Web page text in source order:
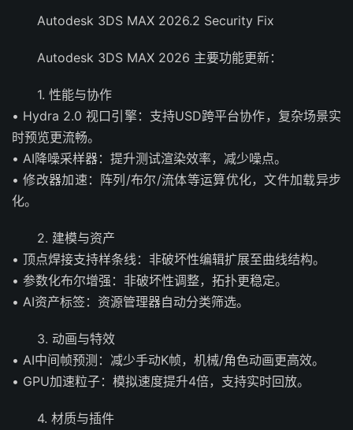
Autodesk 3DS MAX 2026.2 Security Fix
Autodesk 3DS MAX 2026 主要功能更新：
1. 性能与协作
• Hydra 2.0 视口引擎：支持USD跨平台协作，复杂场景实
时预览更流畅。
• AI降噪采样器：提升测试渲染效率，减少噪点。
• 修改器加速：阵列/布尔/流体等运算优化，文件加载异步
化。
2. 建模与资产
• 顶点焊接支持样条线：非破坏性编辑扩展至曲线结构。
• 参数化布尔增强：非破坏性调整，拓扑更稳定。
• AI资产标签：资源管理器自动分类筛选。
3. 动画与特效
• AI中间帧预测：减少手动K帧，机械/角色动画更高效。
• GPU加速粒子：模拟速度提升4倍，支持实时回放。
4. 材质与插件